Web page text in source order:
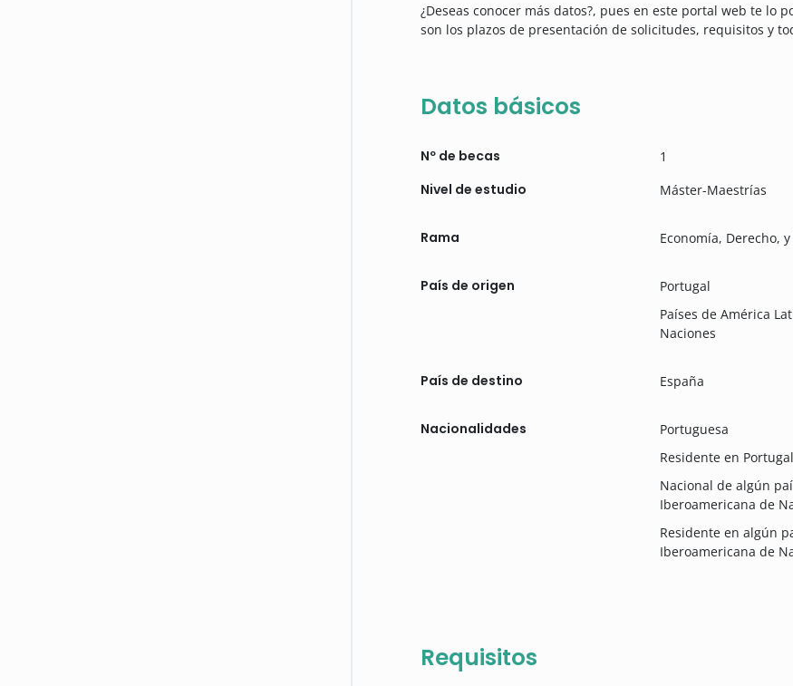
¿Deseas conocer más datos?, pues en este portal web te lo
son los plazos de presentación de solicitudes, requisitos y
Datos básicos
Nº de becas 1
Nivel de estudio Máster-Maestrías
Rama Economía, Derecho,
País de origen
Portugal
Países de América
Naciones
País de destino España
Nacionalidades
Portuguesa
Residente en Portugal
Nacional de algún
Iberoamericana de
Residente en algún
Iberoamericana de
Requisitos